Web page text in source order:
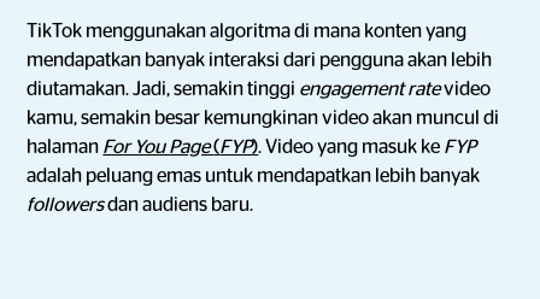
TikTok menggunakan algoritma di mana konten yang
mendapatkan banyak interaksi dari pengguna akan lebih
diutamakan. Jadi, semakin tinggi engagement ratevideo
kamu, semakin besar kemungkinan video akan muncul di
halaman For You Page(FYP). Video yang masuk ke FYP
adalah peluang emas untuk mendapatkan lebih banyak
followersdan audiens baru.